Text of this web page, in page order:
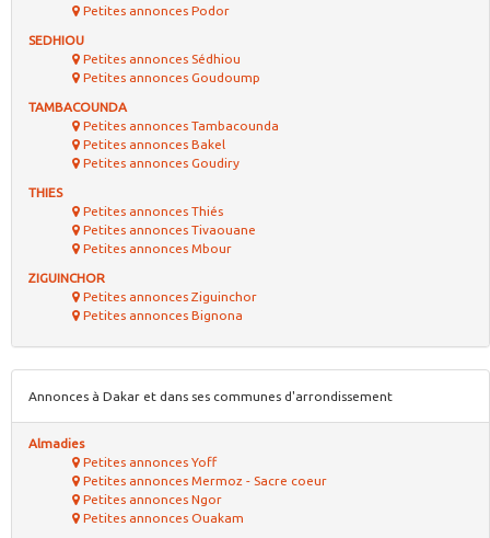
Petites annonces Podor
SEDHIOU
Petites annonces Sédhiou
Petites annonces Goudoump
TAMBACOUNDA
Petites annonces Tambacounda
Petites annonces Bakel
Petites annonces Goudiry
THIES
Petites annonces Thiés
Petites annonces Tivaouane
Petites annonces Mbour
ZIGUINCHOR
Petites annonces Ziguinchor
Petites annonces Bignona
Annonces à Dakar et dans ses communes d'arrondissement
Almadies
Petites annonces Yoff
Petites annonces Mermoz - Sacre coeur
Petites annonces Ngor
Petites annonces Ouakam